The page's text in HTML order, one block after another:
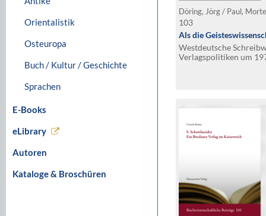
Orientalistik
Osteuropa
Buch / Kultur / Geschichte
Sprachen
E-Books
eLibrary
Autoren
Kataloge & Broschüren
Döring, Jörg / Paul,
103
Als die
Westdeutsche
Verlagspolitiken um